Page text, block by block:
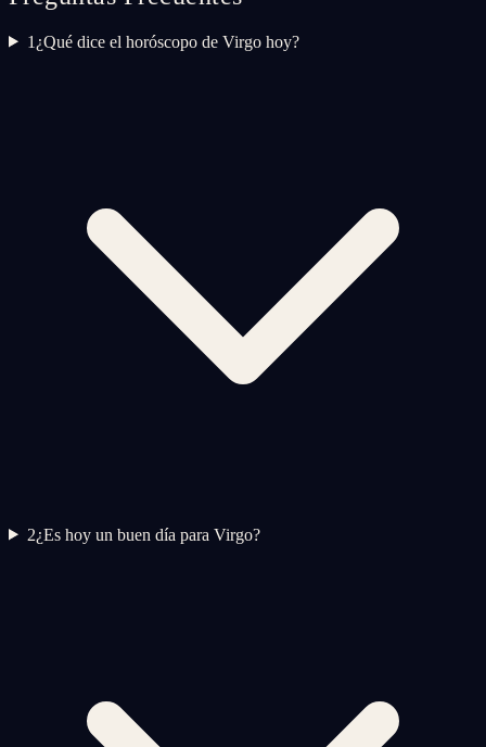
1 ¿Qué dice el horóscopo de Virgo hoy?
2¿Es hoy un buen día para Virgo?